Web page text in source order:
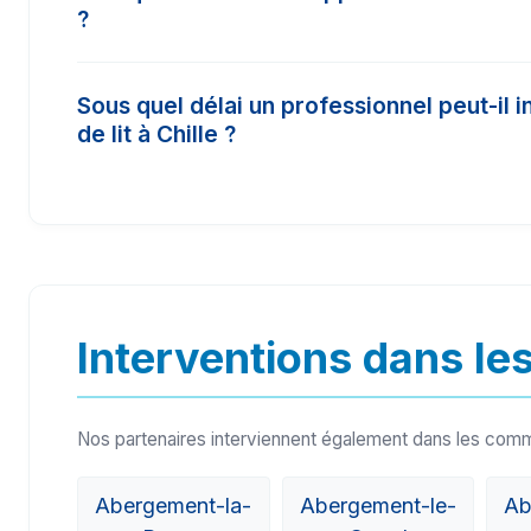
et 450€. Il est conseillé de comparer 3 devis
?
concentration nécessaire (produits biocides)
Un pro certifié Certibiocide a accès à des
Sous quel délai un professionnel peut-il
de lit à Chille ?
Interventions dans
Nos partenaires interviennent également dans les
Abergement-la-
Abergement-le-